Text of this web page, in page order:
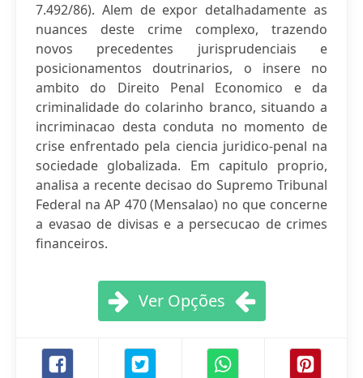
7.492/86). Alem de expor detalhadamente as
nuances deste crime complexo, trazendo
novos precedentes jurisprudenciais e
posicionamentos doutrinarios, o insere no
ambito do Direito Penal Economico e da
criminalidade do colarinho branco, situando a
incriminacao desta conduta no momento de
crise enfrentado pela ciencia juridico-penal na
sociedade globalizada. Em capitulo proprio,
analisa a recente decisao do Supremo Tribunal
Federal na AP 470 (Mensalao) no que concerne
a evasao de divisas e a persecucao de crimes
financeiros.
Ver Opções